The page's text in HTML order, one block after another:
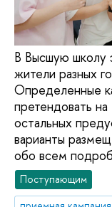
В Высшую школу
жители разных
Определенные
претендовать
остальных
варианты
обо всем
Поступающим